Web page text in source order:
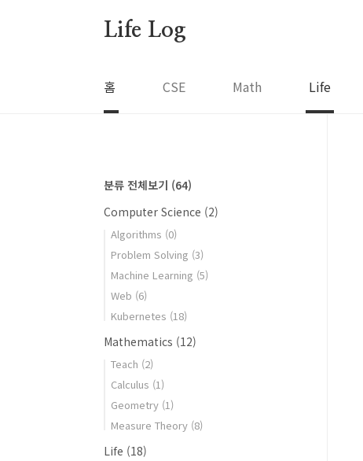
Life Log
홈 CSE Math Life
분류 전체보기 (64)
Computer Science (2)
Algorithms (0)
Problem Solving (3)
Machine Learning (5)
Web (6)
Kubernetes (18)
Mathematics (12)
Teach (2)
Calculus (1)
Geometry (1)
Measure Theory (8)
Life (18)